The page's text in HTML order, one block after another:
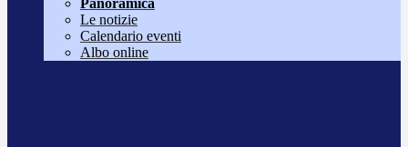
Panoramica
Le notizie
Calendario eventi
Albo online